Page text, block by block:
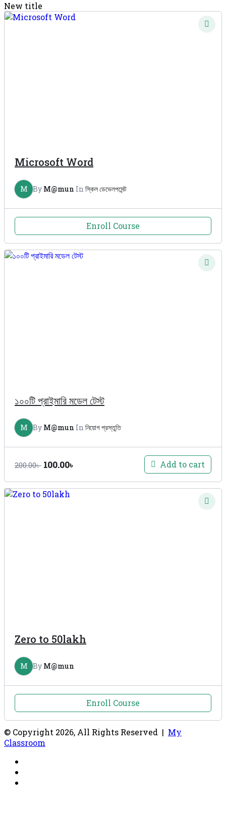
New title
Microsoft Word
M By M@mun In স্কিল ডেভেলপমেন্ট
Enroll Course
১০০টি প্রাইমারি মডেল টেস্ট
M By M@mun In নিয়োগ প্রস্তুতি
200.00৳ Original
was:
100.00৳
is:
Add to cart
Zero to 50lakh
M By M@mun
Enroll Course
© Copyright 2026, All Rights Reserved | My
Classroom